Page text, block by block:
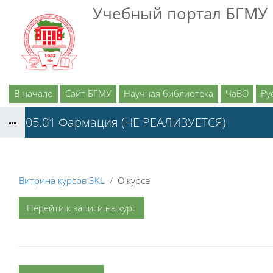
Перейти к основному содержаниюУчебный портал БГМУ
В начало Сайт БГМУ Научная библиотека ЧаВО
33.05.01 Фармация (НЕ РЕАЛИЗУЕТСЯ)
Витрина курсов 3KL О курсе
Перейти к записи на курс